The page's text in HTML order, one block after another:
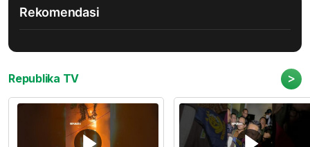
Rekomendasi
Republika TV >